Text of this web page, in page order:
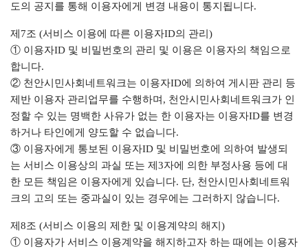
도의 공지를 통해 이용자에게 변경 내용이 통지됩니다.
제7조 (서비스 이용에 따른 이용자ID의 관리)
① 이용자ID 및 비밀번호의 관리 및 이용은 이용자의 책임으로
합니다.
② 천안시민사회네트워크는 이용자ID에 의하여 게시판 관리 등
제반 이용자 관리업무를 수행하며, 천안시민사회네트워크가 인
정할 수 있는 명백한 사유가 없는 한 이용자는 이용자ID를 변경
하거나 타인에게 양도할 수 없습니다.
③ 이용자에게 통보된 이용자ID 및 비밀번호에 의하여 발생되
는 서비스 이용상의 과실 또는 제3자에 의한 부정사용 등에 대
한 모든 책임은 이용자에게 있습니다. 단, 천안시민사회네트워
크의 고의 또는 중과실이 있는 경우에는 그러하지 않습니다.
제8조 (서비스 이용의 제한 및 이용계약의 해지)
① 이용자가 서비스 이용계약을 해지하고자 하는 때에는 이용자